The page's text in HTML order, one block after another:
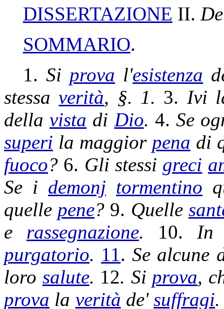
DISSERTAZIONE II.
SOMMARIO.
1. Si prova l'esistenza
stessaverità, §. 1. 3. Ivi
dellavista di Dio. 4.Se
superi la maggior pena di
fuoco? 6. Gli stessi greci
Se i demonj tormentino
quelle pene? 9. Quelle
e rassegnazione. 10. In
purgatorio. 11.Se alcune
loro salute. 12. Si prova,
prova la verità de'suffragi